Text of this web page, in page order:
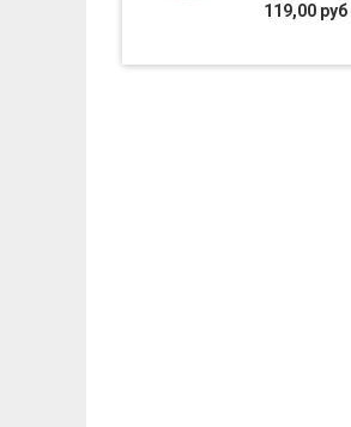
119,00 руб